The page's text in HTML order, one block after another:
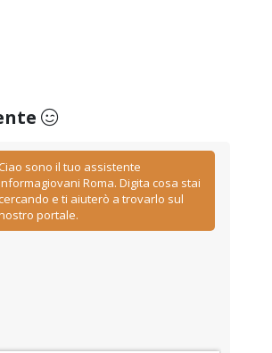
Ciao sono il tuo assistente
Roma. Digita cosa stai
cercando e ti aiuterò a trovarlo sul
portale.